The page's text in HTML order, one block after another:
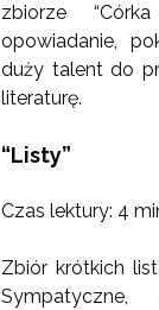
zbiorze
opowiadanie,
duży talent do
literaturę.
“Listy”
Czas lektury: 4
Zbiór krótkich